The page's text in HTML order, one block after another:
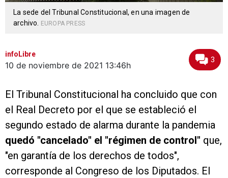
La sede del Tribunal Constitucional, en una imagen de
archivo.
EUROPA PRESS
infoLibre
10 de noviembre de 2021 13:46h
3
El Tribunal Constitucional ha concluido que con
el Real Decreto por el que se estableció el
segundo estado de alarma durante la pandemia
quedó "cancelado" el "régimen de control" que,
"en garantía de los derechos de todos",
corresponde al Congreso de los Diputados. El